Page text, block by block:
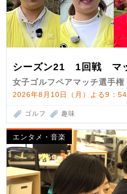
シーズン21 1回戦 マ
女子ゴルフペアマッチ選手権
2026年8月10日（月）よる9：
ゴルフ 趣味
エンタメ・音楽